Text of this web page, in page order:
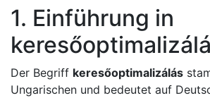
1. Einführung in
Der Begriff keresőoptimalizálás
Ungarischen und bedeutet auf